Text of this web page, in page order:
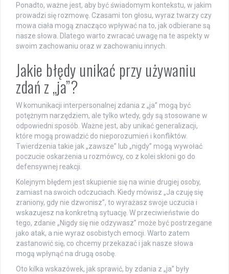
Ponadto, ważne jest, aby być świadomym kontekstu, w jakim
prowadzi się rozmowę. Czasami ton głosu, wyraz twarzy czy
mowa ciała mogą znacząco wpływać na to, jak odbierane są
nasze słowa. Dlatego warto zwracać uwagę na te aspekty w
swoim zachowaniu oraz w zachowaniu innych.
Jakie błędy unikać przy używaniu
zdań z „ja”?
W komunikacji interpersonalnej zdania z „ja” mogą być
potężnym narzędziem, ale tylko wtedy, gdy są stosowane w
odpowiedni sposób. Ważne jest, aby unikać generalizacji,
które mogą prowadzić do nieporozumień i konfliktów.
Twierdzenia takie jak „zawsze” lub „nigdy” mogą wywołać
poczucie oskarżenia u rozmówcy, co z kolei skłoni go do
defensywnej reakcji.
Kolejnym błędem jest skupienie się na winie drugiej osoby,
zamiast na swoich odczuciach. Kiedy mówisz „Ja czuję się
zraniony, gdy nie dzwonisz”, to wyrażasz swoje uczucia i
wskazujesz na konkretną sytuację. W przeciwieństwie do
tego, zdanie „Nigdy się nie odzywasz” może być postrzegane
jako atak, a nie wyraz osobistych emocji. Warto zatem
zastanowić się, co chcemy przekazać i jak nasze słowa
mogą wpłynąć na drugą osobę.
Oto kilka wskazówek, jak sprawić, by zdania z „ja” były